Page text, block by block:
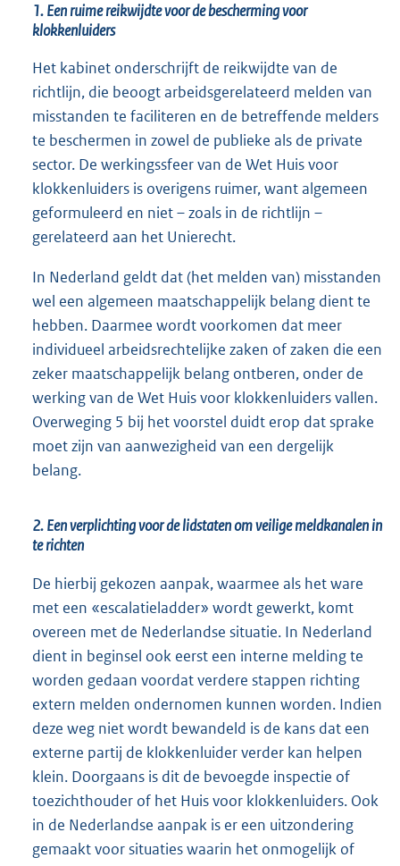
1. Een ruime reikwijdte voor de bescherming voor
klokkenluiders
Het kabinet onderschrijft de reikwijdte van de
richtlijn, die beoogt arbeidsgerelateerd melden van
misstanden te faciliteren en de betreffende melders
te beschermen in zowel de publieke als de private
sector. De werkingssfeer van de Wet Huis voor
klokkenluiders is overigens ruimer, want algemeen
geformuleerd en niet – zoals in de richtlijn –
gerelateerd aan het Unierecht.
In Nederland geldt dat (het melden van) misstanden
wel een algemeen maatschappelijk belang dient te
hebben. Daarmee wordt voorkomen dat meer
individueel arbeidsrechtelijke zaken of zaken die een
zeker maatschappelijk belang ontberen, onder de
werking van de Wet Huis voor klokkenluiders vallen.
Overweging 5 bij het voorstel duidt erop dat sprake
moet zijn van aanwezigheid van een dergelijk
belang.
2. Een verplichting voor de lidstaten om veilige meldkanalen in
te richten
De hierbij gekozen aanpak, waarmee als het ware
met een «escalatieladder» wordt gewerkt, komt
overeen met de Nederlandse situatie. In Nederland
dient in beginsel ook eerst een interne melding te
worden gedaan voordat verdere stappen richting
extern melden ondernomen kunnen worden. Indien
deze weg niet wordt bewandeld is de kans dat een
externe partij de klokkenluider verder kan helpen
klein. Doorgaans is dit de bevoegde inspectie of
toezichthouder of het Huis voor klokkenluiders. Ook
in de Nederlandse aanpak is er een uitzondering
gemaakt voor situaties waarin het onmogelijk of